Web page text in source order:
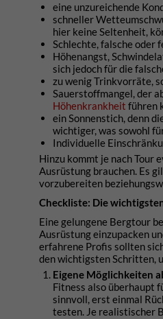
eine unzureichende
schneller
hier keine Seltenheit,
Schlechte, falsche oder
Höhenangst,
sich jedoch für die
zu wenig Trinkvorräte,
Sauerstoffmangel, der
Höhenkrankheit führen
ein Sonnenstich, denn
wichtiger, was sowohl
Individuelle
Hinzu kommt je nach Tour
Ausrüstung brauchen. Es
vorzubereiten
Checkliste: Die
Eine gelungene Bergtour
Ausrüstung einzupacken
erfahrene Profis sollten
den wichtigsten Schritten,
Eigene Möglichkeiten
Fitness also überhaupt
sinnvoll, erst einmal
testen. Je realistischer